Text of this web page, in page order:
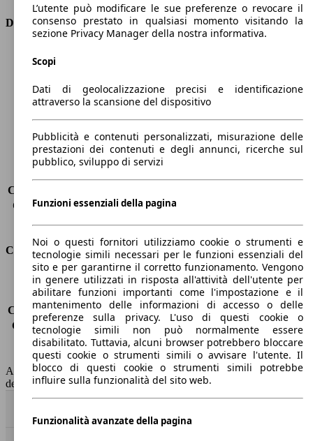
Dimensioni
Larghezza
1770 mm
Passo
2610 mm
Porte
5
Sedili
5
Capacità di traino (senza freni)
Capacità di traino (con freni)
1200 kg
Consumi
Emissioni di CO2*
-
Consumo (urbano)
-
Consumo (extra-urbano) -
Consumo (combinato)*
Classe di emissione
Euro 6
Capacità del serbatoio
41 l
AutoScout24 non si assume alcuna responsabilità per la correttezza
dei dati.
L’utente può modificare le sue preferenze o revocare il
consenso prestato in qualsiasi momento visitando la
sezione Privacy Manager della nostra informativa.
Scopi
Dati di geolocalizzazione precisi e identificazione
attraverso la scansione del dispositivo
Pubblicità e contenuti personalizzati, misurazione delle
prestazioni dei contenuti e degli annunci, ricerche sul
pubblico, sviluppo di servizi
Funzioni essenziali della pagina
Noi o questi fornitori utilizziamo cookie o strumenti e
tecnologie simili necessari per le funzioni essenziali del
sito e per garantirne il corretto funzionamento. Vengono
in genere utilizzati in risposta all'attività dell'utente per
abilitare funzioni importanti come l'impostazione e il
mantenimento delle informazioni di accesso o delle
preferenze sulla privacy. L'uso di questi cookie o
tecnologie simili non può normalmente essere
disabilitato. Tuttavia, alcuni browser potrebbero bloccare
questi cookie o strumenti simili o avvisare l'utente. Il
blocco di questi cookie o strumenti simili potrebbe
influire sulla funzionalità del sito web.
Funzionalità avanzate della pagina